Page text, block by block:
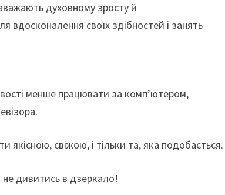
духовному зросту й
своїх здібностей і занять
менше працювати за комп’ютером,
якісною, свіжою, і тільки та, яка подобається.
дивитись в дзеркало!